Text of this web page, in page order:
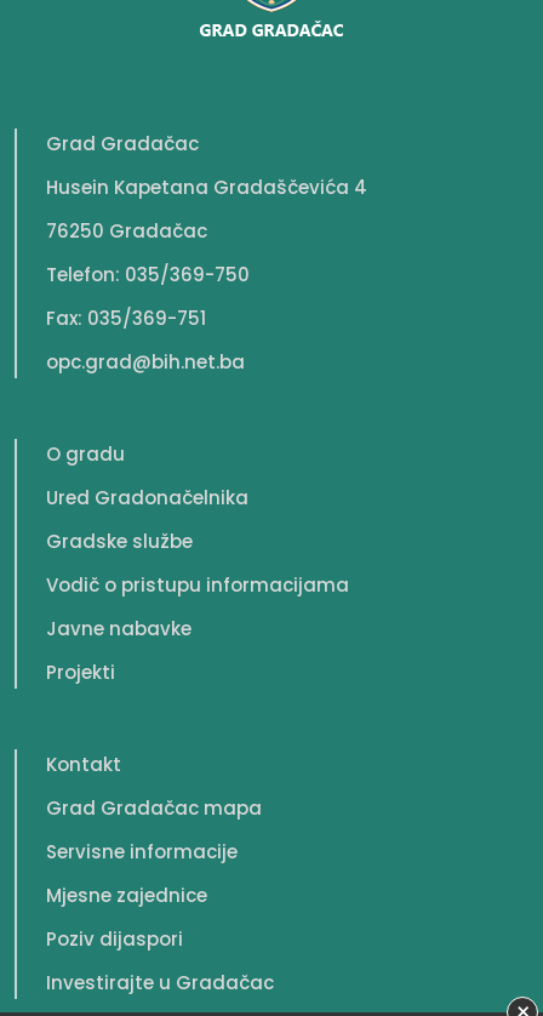
Grad Gradačac
Husein Kapetana Gradaščevića 4
76250 Gradačac
Telefon: 035/369-750
Fax: 035/369-751
opc.grad@bih.net.ba
O gradu
Ured Gradonačelnika
Gradske službe
Vodič o pristupu informacijama
Javne nabavke
Projekti
Kontakt
Grad Gradačac mapa
Servisne informacije
Mjesne zajednice
Poziv dijaspori
Investirajte u Gradačac